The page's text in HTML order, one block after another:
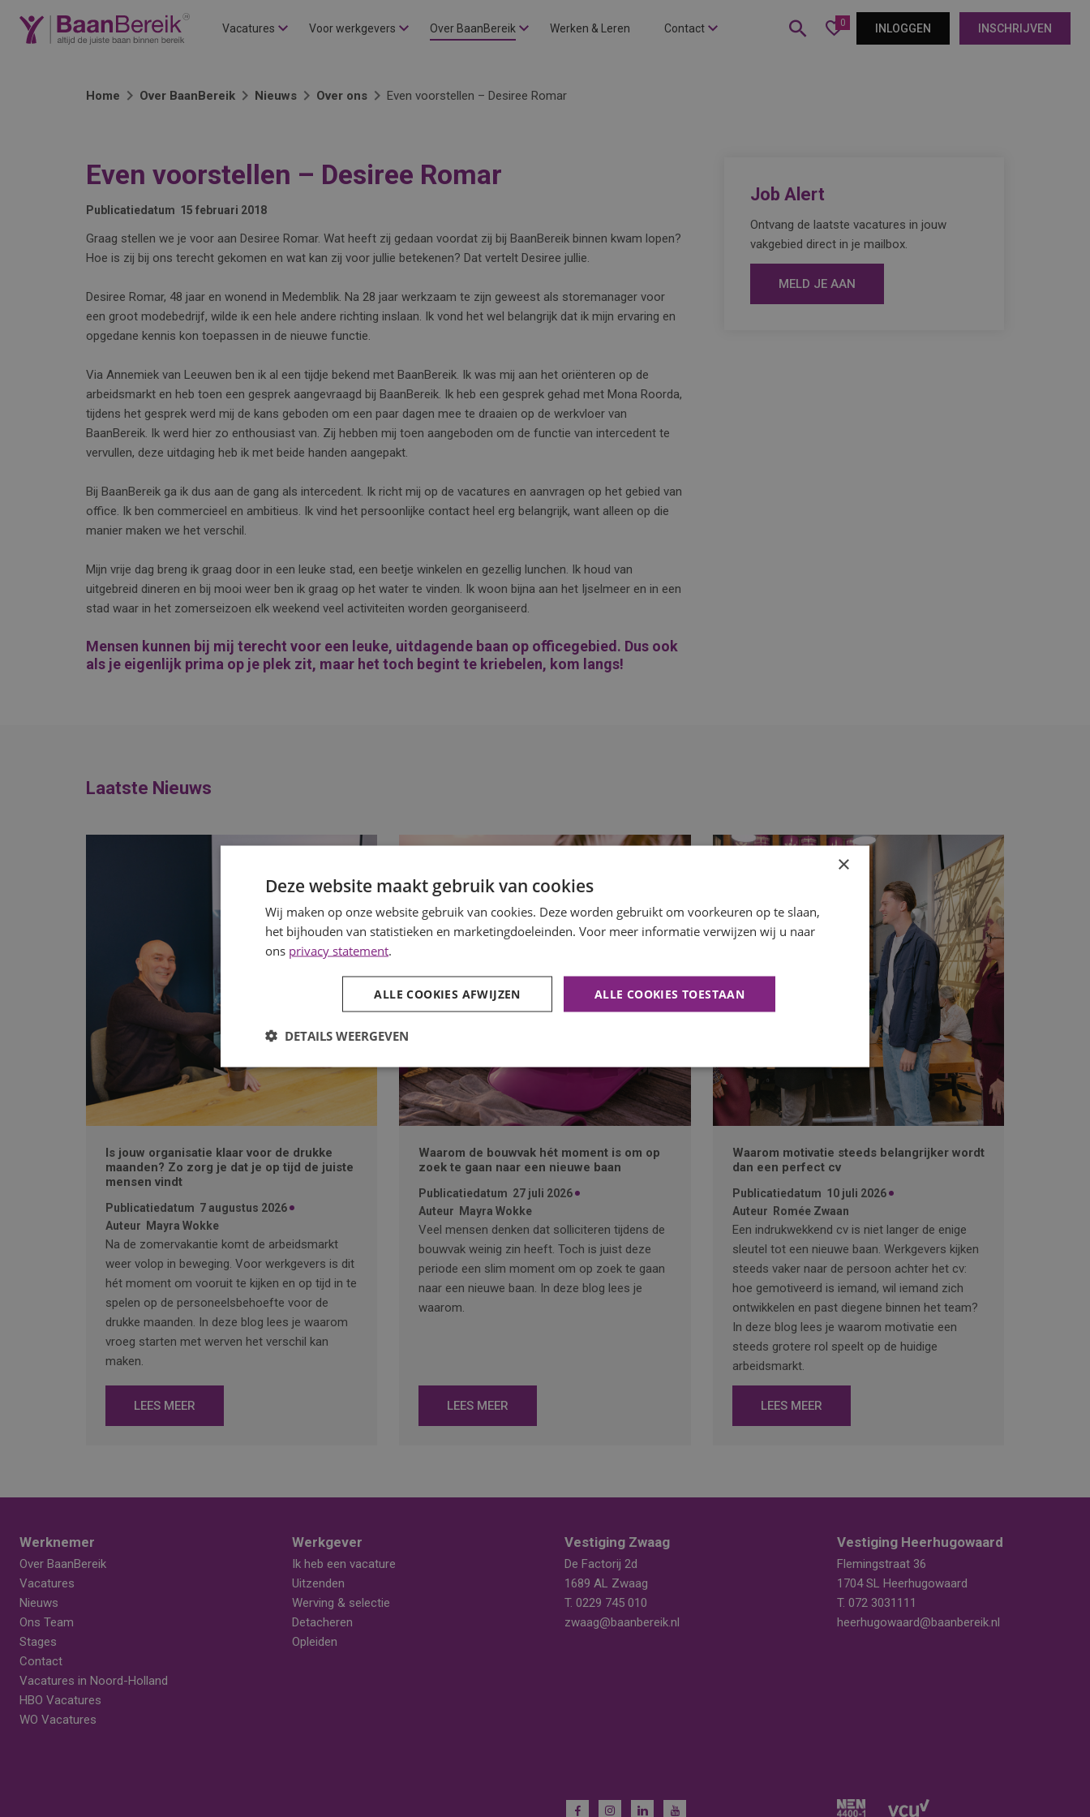
Vacatures Voor werkgevers Over BaanBereik Werken & Leren Contact 0 INLOGGEN INSCHRIJVEN
Home Over BaanBereik Nieuws Over ons Even voorstellen – Desiree Romar
Even voorstellen – Desiree Romar
Publicatiedatum 15 februari 2018
Graag stellen we je voor aan Desiree Romar. Wat heeft zij gedaan voordat zij bij BaanBereik binnen kwam lopen?
Hoe is zij bij ons terecht gekomen en wat kan zij voor jullie betekenen? Dat vertelt Desiree jullie.
Desiree Romar, 48 jaar en wonend in Medemblik. Na 28 jaar werkzaam te zijn geweest als storemanager voor
een groot modebedrijf, wilde ik een hele andere richting inslaan. Ik vond het wel belangrijk dat ik mijn ervaring en
opgedane kennis kon toepassen in de nieuwe functie.
Via Annemiek van Leeuwen ben ik al een tijdje bekend met BaanBereik. Ik was mij aan het oriënteren op de
arbeidsmarkt en heb toen een gesprek aangevraagd bij BaanBereik. Ik heb een gesprek gehad met Mona Roorda,
tijdens het gesprek werd mij de kans geboden om een paar dagen mee te draaien op de werkvloer van
BaanBereik. Ik werd hier zo enthousiast van. Zij hebben mij toen aangeboden om de functie van intercedent te
vervullen, deze uitdaging heb ik met beide handen aangepakt.
Bij BaanBereik ga ik dus aan de gang als intercedent. Ik richt mij op de vacatures en aanvragen op het gebied van
office. Ik ben commercieel en ambitieus. Ik vind het persoonlijke contact heel erg belangrijk, want alleen op die
manier maken we het verschil.
Mijn vrije dag breng ik graag door in een leuke stad, een beetje winkelen en gezellig lunchen. Ik houd van
uitgebreid dineren en bij mooi weer ben ik graag op het water te vinden. Ik woon bijna aan het Ijselmeer en in een
stad waar in het zomerseizoen elk weekend veel activiteiten worden georganiseerd.
Mensen kunnen bij mij terecht voor een leuke, uitdagende baan op officegebied. Dus ook
als je eigenlijk prima op je plek zit, maar het toch begint te kriebelen, kom langs!
Job Alert
Ontvang de laatste vacatures in jouw
vakgebied direct in je mailbox.
MELD JE AAN
Laatste Nieuws
Is jouw organisatie klaar voor de drukke
maanden? Zo zorg je dat je op tijd de juiste
mensen vindt
Publicatiedatum 7 augustus 2026
Auteur
Mayra Wokke
Na de zomervakantie komt de arbeidsmarkt
weer volop in beweging. Voor werkgevers is dit
hét moment om vooruit te kijken en op tijd in te
spelen op de personeelsbehoefte voor de
drukke maanden. In deze blog lees je waarom
vroeg starten met werven het verschil kan
maken.
LEES MEER
Waarom de bouwvak hét moment is om op
zoek te gaan naar een nieuwe baan
Publicatiedatum 27 juli 2026
Auteur
Mayra Wokke
Veel mensen denken dat solliciteren tijdens de
bouwvak weinig zin heeft. Toch is juist deze
periode een slim moment om op zoek te gaan
naar een nieuwe baan. In deze blog lees je
waarom.
LEES MEER
Waarom motivatie steeds belangrijker wordt
dan een perfect cv
Publicatiedatum 10 juli 2026
Auteur
Romée Zwaan
Een indrukwekkend cv is niet langer de enige
sleutel tot een nieuwe baan. Werkgevers kijken
steeds vaker naar de persoon achter het cv:
hoe gemotiveerd is iemand, wil iemand zich
ontwikkelen en past diegene binnen het team?
In deze blog lees je waarom motivatie een
steeds grotere rol speelt op de huidige
arbeidsmarkt.
LEES MEER
Werknemer
Over BaanBereik
Vacatures
Nieuws
Ons Team
Stages
Contact
Vacatures in Noord-Holland
HBO Vacatures
WO Vacatures
Werkgever
Ik heb een vacature
Uitzenden
Werving & selectie
Detacheren
Opleiden
Vestiging Zwaag
De Factorij 2d
1689 AL Zwaag
T. 0229 745 010
zwaag@baanbereik.nl
Vestiging Heerhugowaard
Flemingstraat 36
1704 SL Heerhugowaard
T. 072 3031111
heerhugowaard@baanbereik.nl
×
Deze website maakt gebruik van cookies
Wij maken op onze website gebruik van cookies. Deze worden gebruikt om voorkeuren op te slaan,
het bijhouden van statistieken en marketingdoeleinden. Voor meer informatie verwijzen wij u naar
ons privacy statement.
ALLE COOKIES TOESTAAN
ALLE COOKIES AFWIJZEN
DETAILS WEERGEVEN